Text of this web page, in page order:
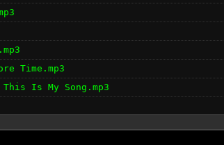
Time.mp3
Is My Song.mp3